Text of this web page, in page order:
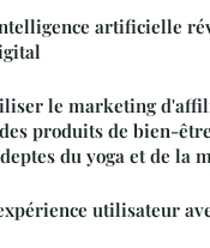
artificielle
le marketing
produits de bien-
du yoga et de la
utilisateur